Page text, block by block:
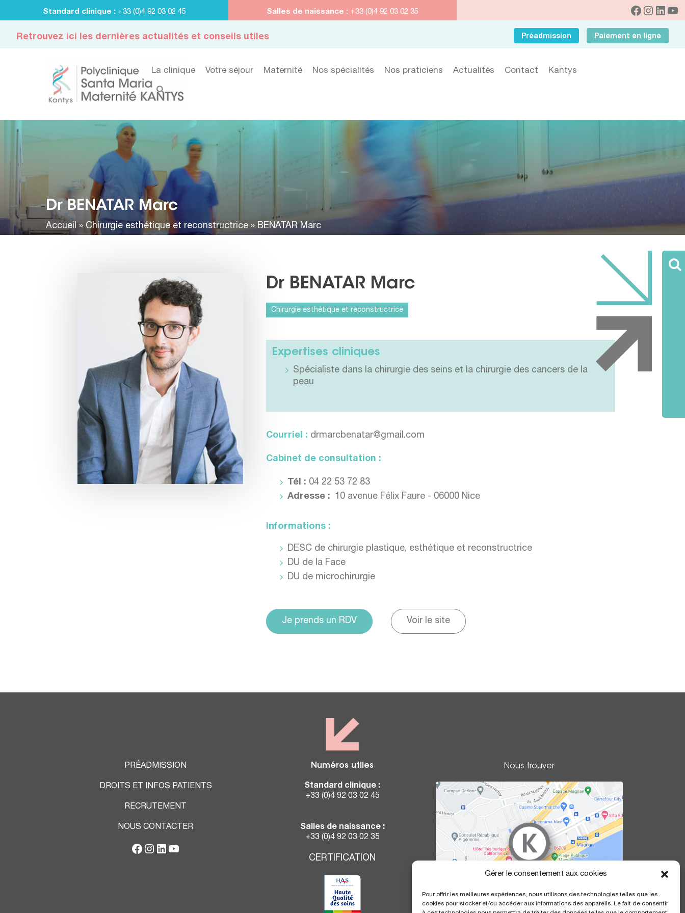
Gérer le consentement aux cookies
Pour offrir les meilleures expériences, nous utilisons des technologies telles que les
cookies pour stocker et/ou accéder aux informations des appareils. Le fait de consentir
Standard clinique : +33 (0)4 92 03 02 45 Salles de naissance : +33 (0)4 92 03 02 35
Retrouvez ici les dernières actualités et conseils utiles Préadmission Paiement en ligne
La clinique Votre séjour Maternité Nos spécialités Nos praticiens Actualités Contact Kantys
Dr BENATAR Marc
Accueil »Chirurgie esthétique et reconstructrice » BENATAR Marc
Dr BENATAR Marc
Chirurgie esthétique et reconstructrice
Expertises cliniques
Spécialiste dans la chirurgie des seins et la chirurgie des cancers de la
peau
Courriel : drmarcbenatar@gmail.com
Cabinet de consultation :
Tél : 04 22 53 72 83
Adresse :
10 avenue Félix Faure - 06000 Nice
Informations :
DESC de chirurgie plastique, esthétique et reconstructrice
DU de la Face
DU de microchirurgie
Je prends un RDV Voir le site
PRÉADMISSION
DROITS ET INFOS PATIENTS
RECRUTEMENT
NOUS CONTACTER
Numéros utiles
Standard clinique :
+33 (0)4 92 03 02 45
Salles de naissance :
+33 (0)4 92 03 02 35
CERTIFICATION
Nous trouver